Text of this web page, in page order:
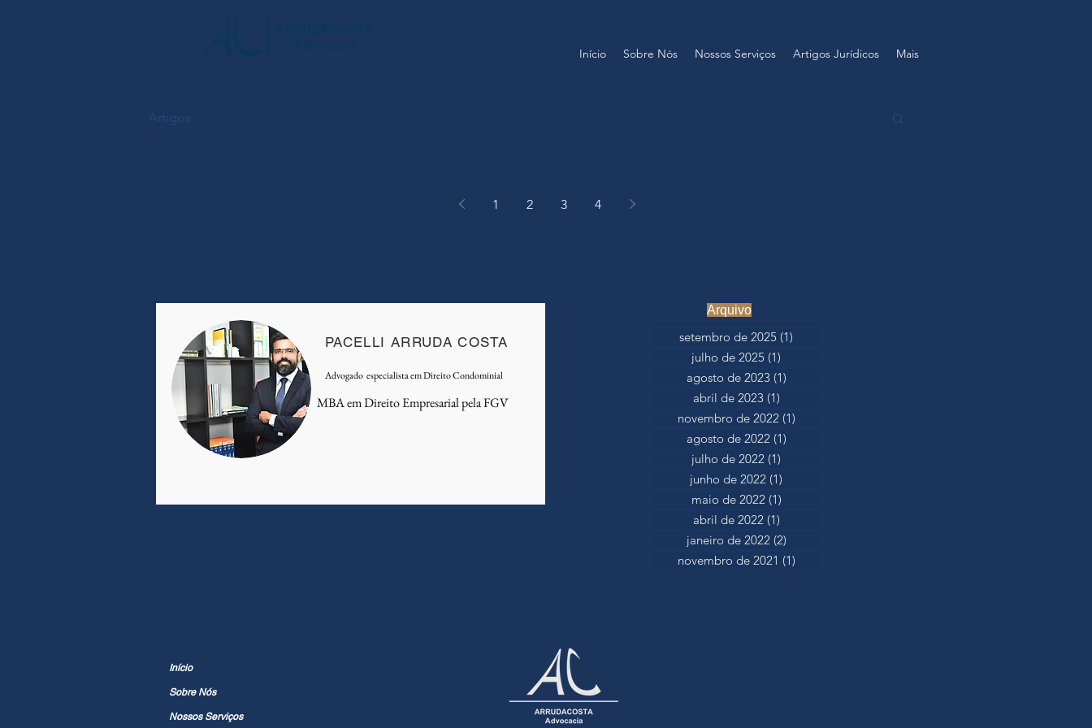
Início Sobre Nós Nossos Serviços Artigos Jurídicos Mais
Artigos
1 2 3 4
PACELLI ARRUDA COSTA
Advogado especialista em Direito Condominial
MBA em Direito Empresarial pela FGV
Arquivo
setembro de 2025 (1)
julho de 2025 (1)
agosto de 2023 (1)
abril de 2023 (1)
novembro de 2022 (1)
agosto de 2022 (1)
julho de 2022 (1)
junho de 2022 (1)
maio de 2022 (1)
abril de 2022 (1)
janeiro de 2022 (2)
novembro de 2021 (1)
Início
Sobre Nós
Nossos Serviços